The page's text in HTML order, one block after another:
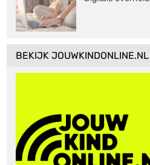
BEKIJK JOUWKINDONLINE.NL